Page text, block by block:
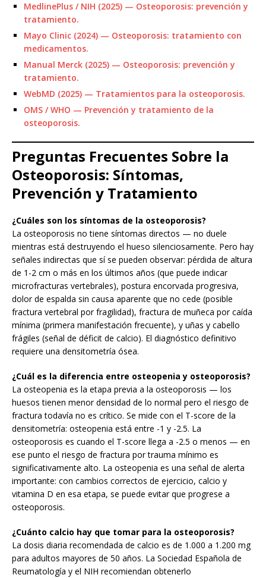
MedlinePlus / NIH (2025) — Osteoporosis: prevención y
tratamiento.
Mayo Clinic (2024) — Osteoporosis: tratamiento con
medicamentos.
Manual Merck (2025) — Osteoporosis: prevención y
tratamiento.
WebMD (2025) — Tratamientos para la osteoporosis.
OMS / WHO — Prevención y tratamiento de la
osteoporosis.
Preguntas Frecuentes Sobre la
Osteoporosis: Síntomas,
Prevención y Tratamiento
¿Cuáles son los síntomas de la osteoporosis?
La osteoporosis no tiene síntomas directos — no duele
mientras está destruyendo el hueso silenciosamente. Pero hay
señales indirectas que sí se pueden observar: pérdida de altura
de 1-2 cm o más en los últimos años (que puede indicar
microfracturas vertebrales), postura encorvada progresiva,
dolor de espalda sin causa aparente que no cede (posible
fractura vertebral por fragilidad), fractura de muñeca por caída
mínima (primera manifestación frecuente), y uñas y cabello
frágiles (señal de déficit de calcio). El diagnóstico definitivo
requiere una densitometría ósea.
¿Cuál es la diferencia entre osteopenia y osteoporosis?
La osteopenia es la etapa previa a la osteoporosis — los
huesos tienen menor densidad de lo normal pero el riesgo de
fractura todavía no es crítico. Se mide con el T-score de la
densitometría: osteopenia está entre -1 y -2.5. La
osteoporosis es cuando el T-score llega a -2.5 o menos — en
ese punto el riesgo de fractura por trauma mínimo es
significativamente alto. La osteopenia es una señal de alerta
importante: con cambios correctos de ejercicio, calcio y
vitamina D en esa etapa, se puede evitar que progrese a
osteoporosis.
¿Cuánto calcio hay que tomar para la osteoporosis?
La dosis diaria recomendada de calcio es de 1.000 a 1.200 mg
para adultos mayores de 50 años. La Sociedad Española de
Reumatología y el NIH recomiendan obtenerlo